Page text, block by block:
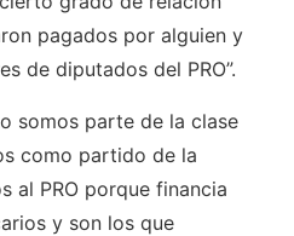
pagados por alguien y
de diputados del PRO”.
somos parte de la clase
como partido de la
al PRO porque financia
y son los que